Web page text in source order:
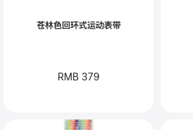
苍林色回环式运动表带
RMB 379